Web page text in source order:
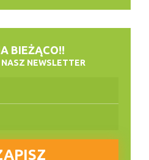
BIEŻĄCO!!
NEWSLETTER